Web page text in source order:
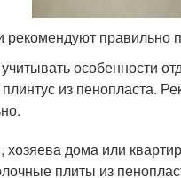
правильно
особенности
из пенопласта.
хозяева дома или
плиты из